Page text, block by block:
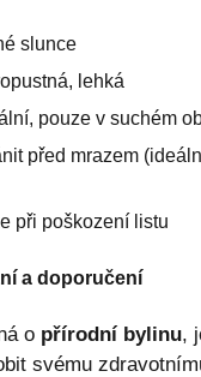
slunce
lehká
pouze v suchém
před mrazem
při poškození listu
a doporučení
o přírodní bylinu,
svému